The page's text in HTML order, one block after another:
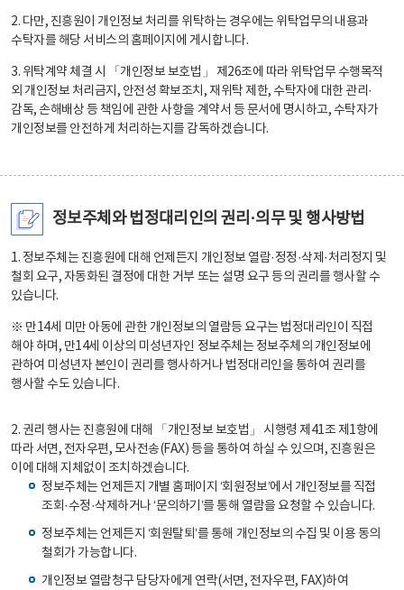
2. 다만, 진흥원이 개인정보 처리를 위탁하는 경우에는 위탁업무의 내용과
수탁자를 해당 서비스의 홈페이지에 게시합니다.
3. 위탁계약 체결 시 「개인정보 보호법」 제26조에 따라 위탁업무 수행목적
외 개인정보 처리금지, 안전성 확보조치, 재위탁 제한, 수탁자에 대한 관리·
감독, 손해배상 등 책임에 관한 사항을 계약서 등 문서에 명시하고, 수탁자가
개인정보를 안전하게 처리하는지를 감독하겠습니다.
정보주체와 법정대리인의 권리·의무 및 행사방법
1. 정보주체는 진흥원에 대해 언제든지 개인정보 열람·정정·삭제·처리정지 및
철회 요구, 자동화된 결정에 대한 거부 또는 설명 요구 등의 권리를 행사할 수
있습니다.
※ 만14세 미만 아동에 관한 개인정보의 열람등 요구는 법정대리인이 직접
해야 하며, 만14세 이상의 미성년자인 정보주체는 정보주체의 개인정보에
관하여 미성년자 본인이 권리를 행사하거나 법정대리인을 통하여 권리를
행사할 수도 있습니다.
2. 권리 행사는 진흥원에 대해 「개인정보 보호법」 시행령 제41조 제1항에
따라 서면, 전자우편, 모사전송(FAX) 등을 통하여 하실 수 있으며, 진흥원은
이에 대해 지체없이 조치하겠습니다.
정보주체는 언제든지 개별 홈페이지 ‘회원정보’에서 개인정보를 직접
조회·수정·삭제하거나 ‘문의하기’를 통해 열람을 요청할 수 있습니다.
정보주체는 언제든지 ‘회원탈퇴’를 통해 개인정보의 수집 및 이용 동의
철회가 가능합니다.
개인정보 열람청구 담당자에게 연락(서면, 전자우편, FAX)하여